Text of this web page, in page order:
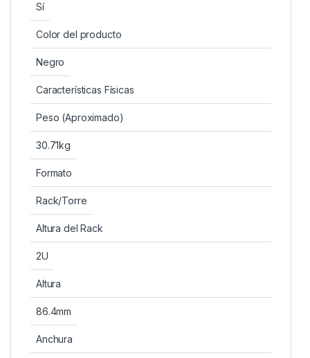
Sí
Color del producto
Negro
Características Físicas
Peso (Aproximado)
30.71kg
Formato
Rack/Torre
Altura del Rack
2U
Altura
86.4mm
Anchura